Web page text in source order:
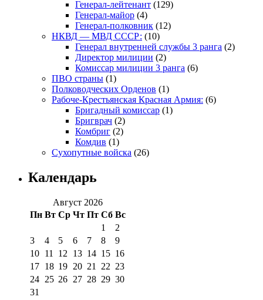
Генерал-лейтенант (129)
Генерал-майор (4)
Генерал-полковник (12)
НКВД — МВД СССР: (10)
Генерал внутренней службы 3 ранга (2)
Директор милиции (2)
Комиссар милиции 3 ранга (6)
ПВО страны (1)
Полководческих Орденов (1)
Рабоче-Крестьянская Красная Армия: (6)
Бригадный комиссар (1)
Бригврач (2)
Комбриг (2)
Комдив (1)
Сухопутные войска (26)
Календарь
Август 2026
Пн Вт Ср Чт Пт Сб Вс
1
2
3
4 5 6 7 8
9
10 11 12 13 14 15 16
17 18 19 20 21 22 23
24 25 26 27 28 29 30
31